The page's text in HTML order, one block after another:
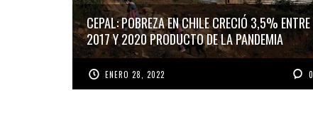
CEPAL: POBREZA EN CHILE CRECIÓ 3,5% ENTRE
2017 Y 2020 PRODUCTO DE LA PANDEMIA
ENERO 28, 2022 0